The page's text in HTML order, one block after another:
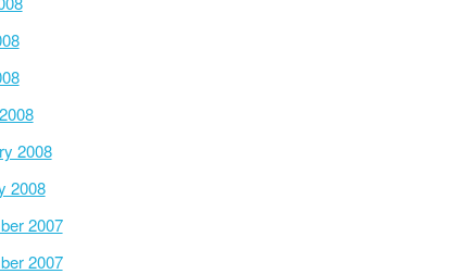
2008
2008
2007
2007